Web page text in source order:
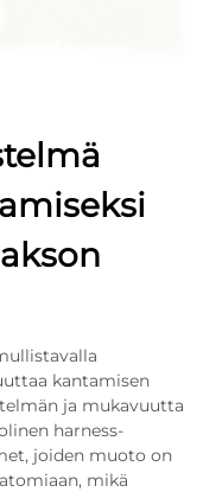
kantamisen
ja mukavuutta
harness-
joiden muoto on
mikä